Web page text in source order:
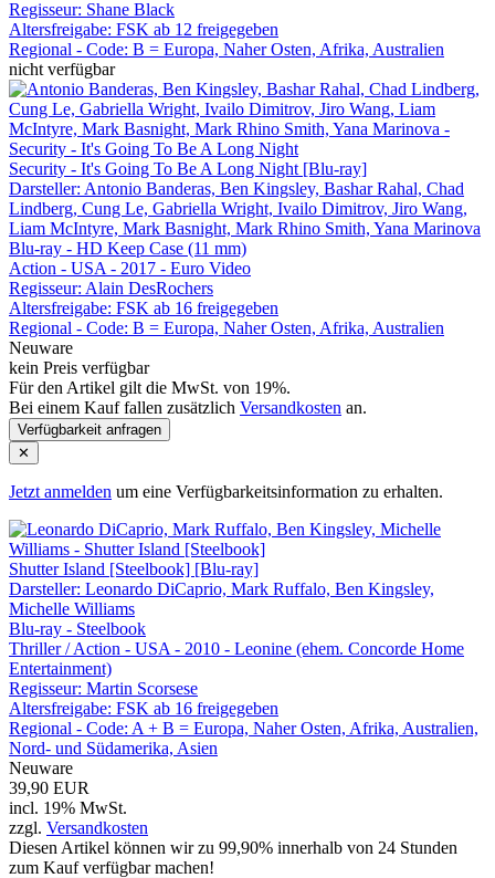
Regisseur: Shane Black
Altersfreigabe: FSK ab 12 freigegeben
Regional - Code: B = Europa, Naher Osten, Afrika, Australien
nicht verfügbar
Security - It's Going To Be A Long Night [Blu-ray]
Darsteller: Antonio Banderas, Ben Kingsley, Bashar Rahal, Chad
Lindberg, Cung Le, Gabriella Wright, Ivailo Dimitrov, Jiro Wang,
Liam McIntyre, Mark Basnight, Mark Rhino Smith, Yana Marinova
Blu-ray - HD Keep Case (11 mm)
Action - USA - 2017 - Euro Video
Regisseur: Alain DesRochers
Altersfreigabe: FSK ab 16 freigegeben
Regional - Code: B = Europa, Naher Osten, Afrika, Australien
Neuware
kein Preis verfügbar
Für den Artikel gilt die MwSt. von 19%.
Bei einem Kauf fallen zusätzlich Versandkosten an.
Verfügbarkeit anfragen
✕
Jetzt anmelden um eine Verfügbarkeitsinformation zu erhalten.
Shutter Island [Steelbook] [Blu-ray]
Darsteller: Leonardo DiCaprio, Mark Ruffalo, Ben Kingsley,
Michelle Williams
Blu-ray - Steelbook
Thriller / Action - USA - 2010 - Leonine (ehem. Concorde Home
Entertainment)
Regisseur: Martin Scorsese
Altersfreigabe: FSK ab 16 freigegeben
Regional - Code: A + B = Europa, Naher Osten, Afrika, Australien,
Nord- und Südamerika, Asien
Neuware
39,90 EUR
incl. 19% MwSt.
zzgl. Versandkosten
Diesen Artikel können wir zu 99,90% innerhalb von 24 Stunden
zum Kauf verfügbar machen!